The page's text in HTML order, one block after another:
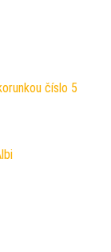
číslo 5